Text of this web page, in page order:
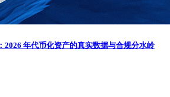
2026 年代币化资产的真实数据与合规分水岭